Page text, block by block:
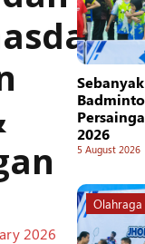
2026
2026
5 August 2026
Olahraga